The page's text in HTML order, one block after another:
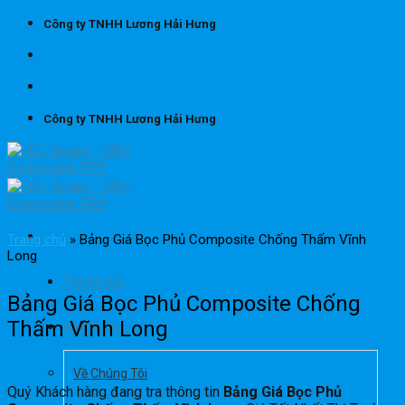
Skip
content
Công ty TNHH Lương Hải Hưng
Công ty TNHH Lương Hải Hưng
Trang chủ
Giới thiệu
Về Chúng Tôi
Trang chủ » Bảng Giá Bọc Phủ Composite Chống Thấm Vĩnh
Long
Bảng Giá Bọc Phủ Composite Chống
Thấm Vĩnh Long
Quý Khách hàng đang tra thông tin Bảng Giá Bọc Phủ